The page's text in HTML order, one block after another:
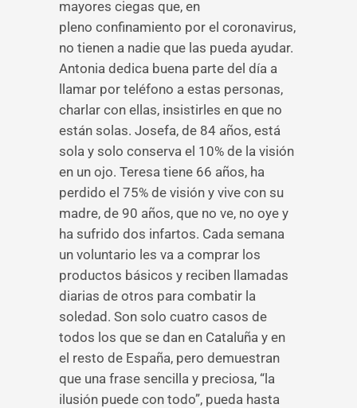
mayores ciegas que, en
pleno confinamiento por el coronavirus,
no tienen a nadie que las pueda ayudar.
Antonia dedica buena parte del día a
llamar por teléfono a estas personas,
charlar con ellas, insistirles en que no
están solas. Josefa, de 84 años, está
sola y solo conserva el 10% de la visión
en un ojo. Teresa tiene 66 años, ha
perdido el 75% de visión y vive con su
madre, de 90 años, que no ve, no oye y
ha sufrido dos infartos. Cada semana
un voluntario les va a comprar los
productos básicos y reciben llamadas
diarias de otros para combatir la
soledad. Son solo cuatro casos de
todos los que se dan en Cataluña y en
el resto de España, pero demuestran
que una frase sencilla y preciosa, “la
ilusión puede con todo”, pueda hasta